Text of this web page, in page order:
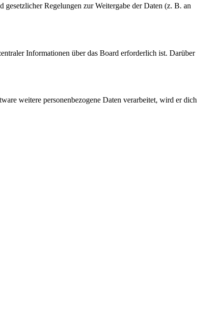
Regelungen zur Weitergabe der Daten (z. B. an
Informationen über das Board erforderlich ist. Darüber
weitere personenbezogene Daten verarbeitet, wird er dich